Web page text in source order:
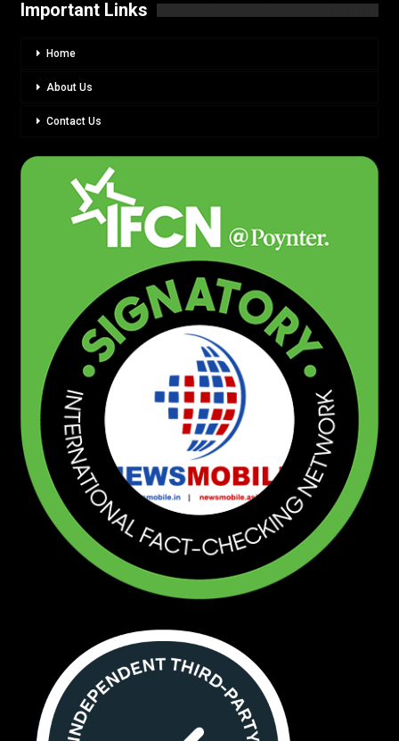
Important Links
Home
About Us
Contact Us